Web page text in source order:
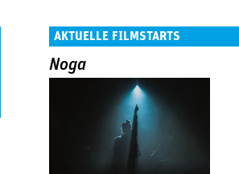
AKTUELLE FILMSTARTS
Noga